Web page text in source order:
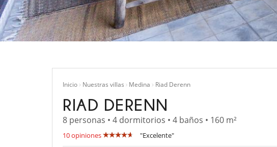
Inicio Nuestras villas Medina Riad Derenn
RIAD DERENN
8 personas • 4 dormitorios • 4 baños • 160 m²
10 opiniones "Excelente"